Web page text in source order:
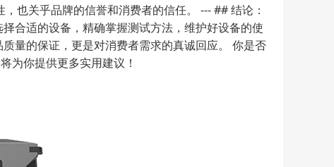
也关乎品牌的信誉和消费者的信任。 --- ## 结论：
合适的设备，精确掌握测试方法，维护好设备的使
量的保证，更是对消费者需求的真诚回应。 你是否
为你提供更多实用建议！